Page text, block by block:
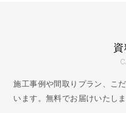
施工事例や間取りプラン、こ
います。無料でお届けいたし